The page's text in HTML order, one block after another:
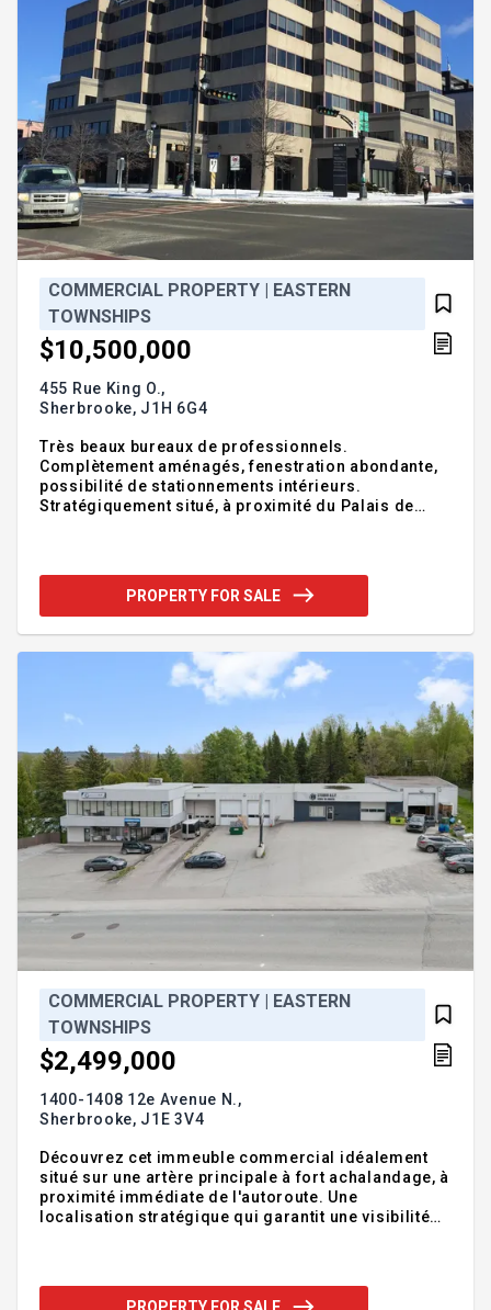
COMMERCIAL PROPERTY | EASTERN
TOWNSHIPS
$10,500,000
455 Rue King O.,
Sherbrooke, J1H 6G4
Très beaux bureaux de professionnels.
Complètement aménagés, fenestration abondante,
possibilité de stationnements intérieurs.
Stratégiquement situé, à proximité du Palais de
estimés à 2,16$ le pied carrés annuellement.
L'immeuble est présentement occupé à 60,96% et
d'exploitation de 2025 sont estimés à 746 350$
excluant les impôts fonciers. Addendum:
PROPERTY FOR SALE
COMMERCIAL PROPERTY | EASTERN
TOWNSHIPS
$2,499,000
1400-1408 12e Avenue N.,
Sherbrooke, J1E 3V4
Découvrez cet immeuble commercial idéalement
situé sur une artère principale à fort achalandage, à
proximité immédiate de l'autoroute. Une
localisation stratégique qui garantit une visibilité
revenus locatifs élevé grâce à sa configuration
PROPERTY FOR SALE